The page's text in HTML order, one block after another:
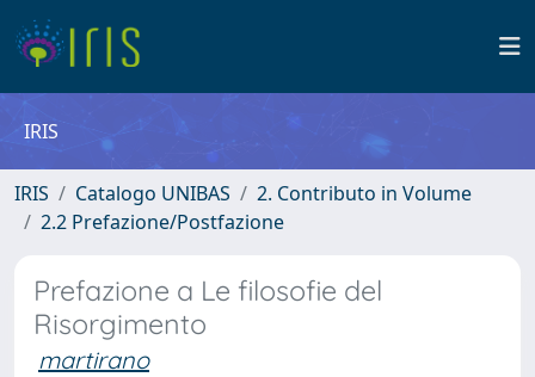
IRIS
IRIS Catalogo UNIBAS
2. Contributo in Volume
2.2 Prefazione/Postfazione
Prefazione a Le filosofie del
Risorgimento
martirano